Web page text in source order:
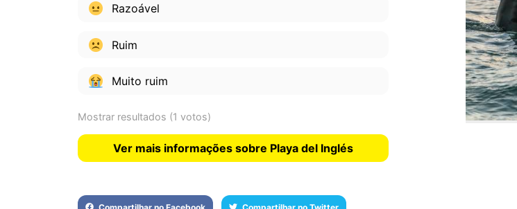
Razoável
Ruim
Muito ruim
Mostrar resultados (1 votos)
Ver mais informações sobre Playa del Inglés